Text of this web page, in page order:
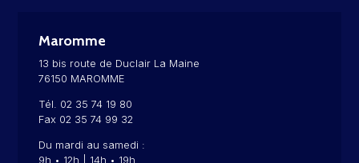
Maromme
13 bis route de Duclair La Maine
76150 MAROMME
Tél. 02 35 74 19 80
Fax 02 35 74 99 32
Du mardi au samedi :
9h • 12h | 14h • 19h